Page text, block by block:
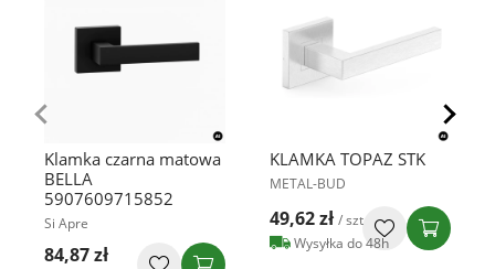
Klamka czarna matowa
BELLA
5907609715852
Si Apre
84,87 zł
KLAMKA TOPAZ STK
METAL-BUD
49,62 zł / szt
Wysyłka do 48h